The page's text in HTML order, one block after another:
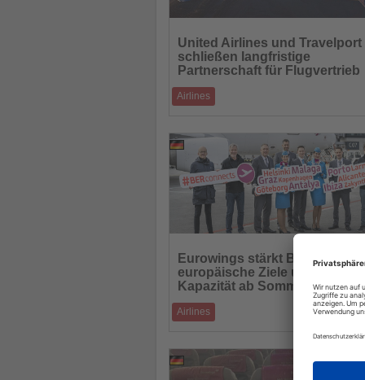
Sie
die
Nachrichten
United Airlines und Travelport
schließen langfristige
Partnerschaft für Flugvertrieb
Airlines
Reisebüros und Unternehmen – mit
Verzah
03.12.2025
Sie
die
Nachrichten
Eurowings stärkt Berlin: neue
europäische Ziele und mehr
Kapazität ab Sommer 2026
Airlines
Sommerflugplan 2026 mit mehr
neuen Ferienzielen und wachsender Basis
29.11.2025